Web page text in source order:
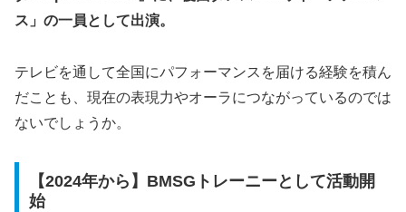
ス」の一員として出演。
テレビを通して全国にパフォーマンスを届ける経験を積ん
だことも、現在の表現力やオーラにつながっているのでは
ないでしょうか。
【2024年から】BMSGトレーニーとして活動開
始